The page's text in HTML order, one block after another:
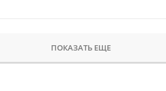
ПОКАЗАТЬ ЕЩЕ